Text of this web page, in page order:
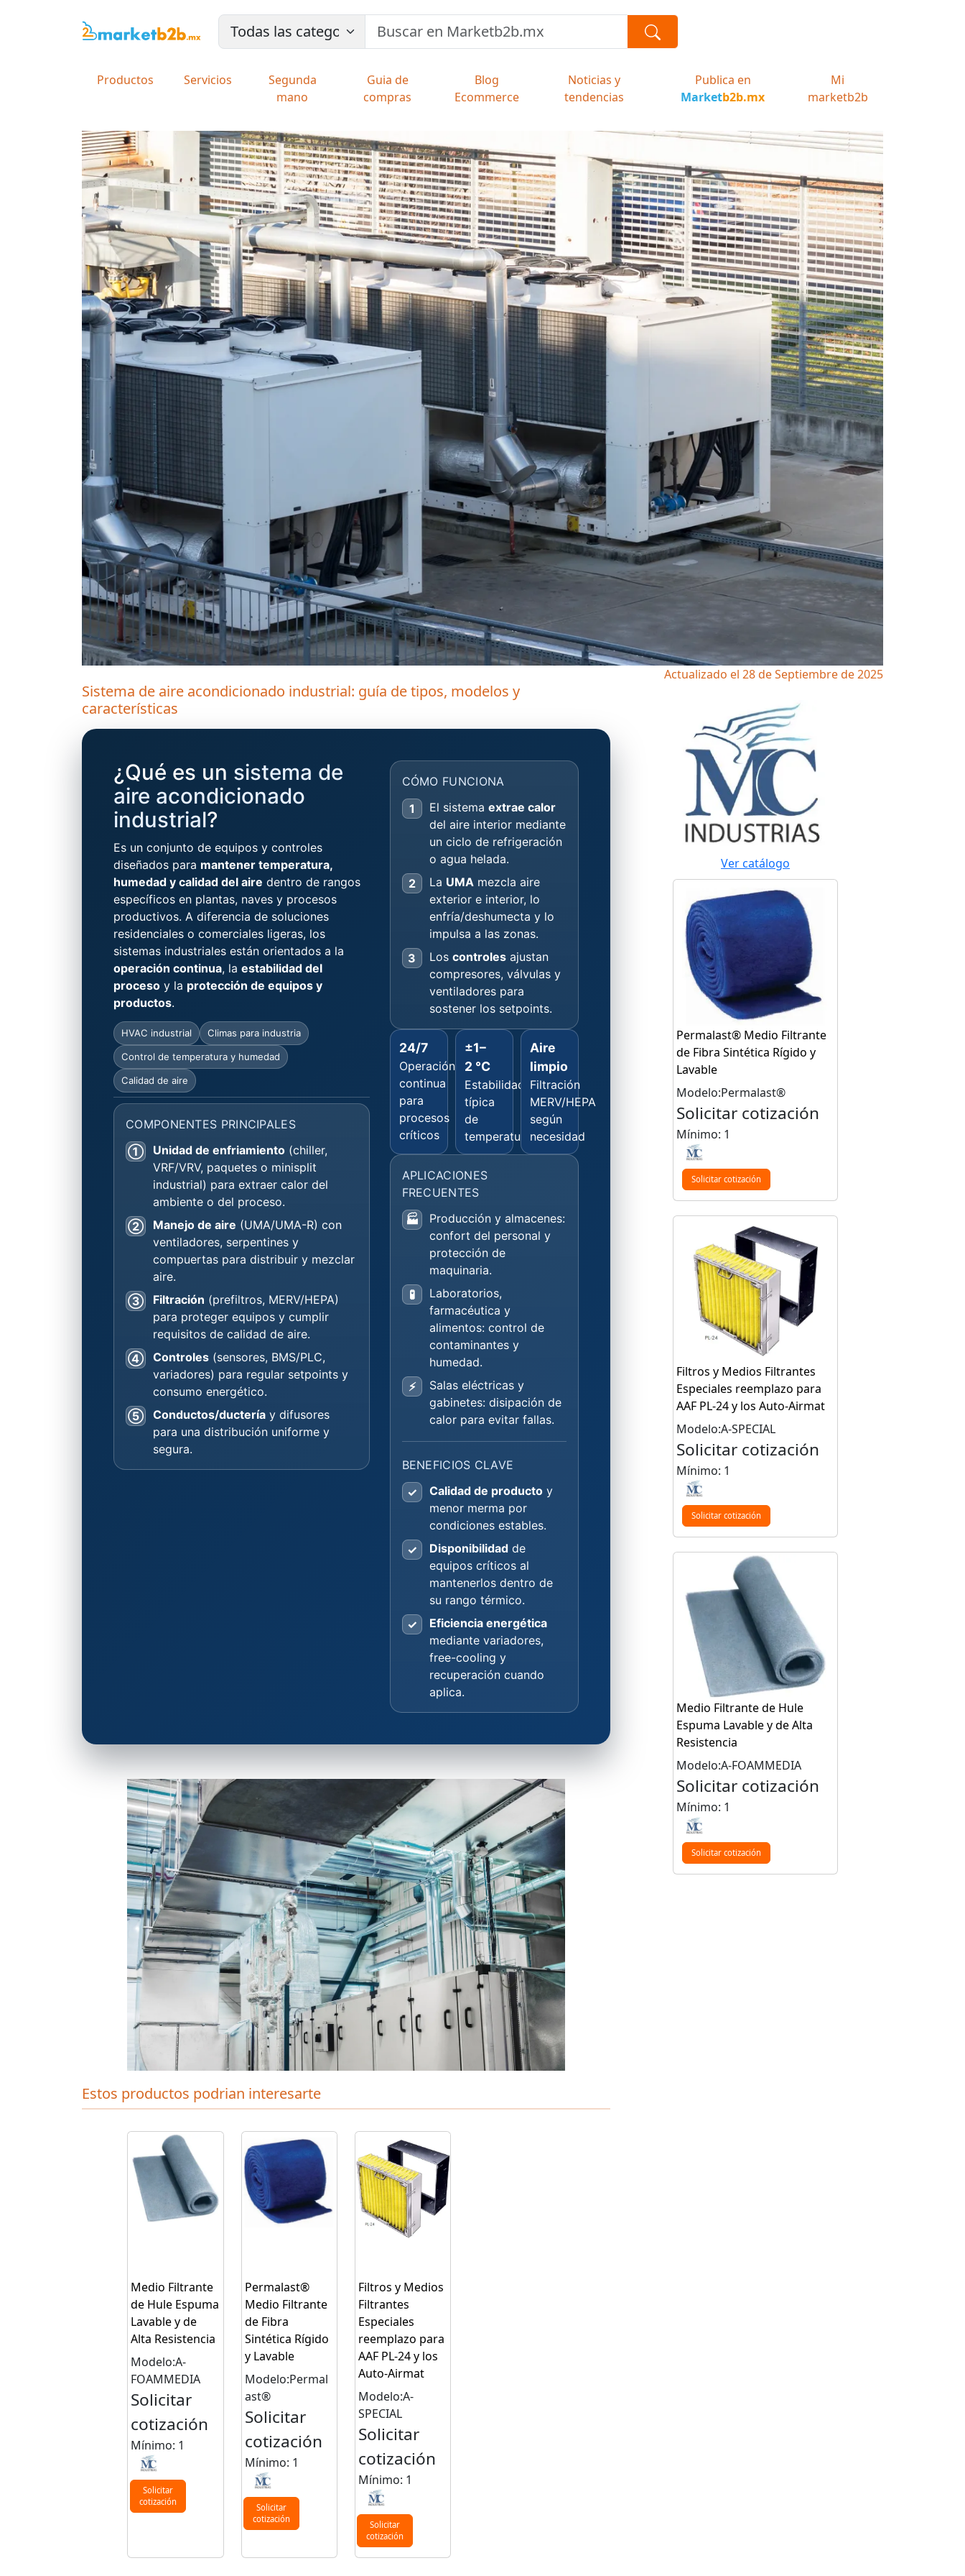
Productos Servicios
Segunda
mano
Guia de
compras
Blog
Ecommerce
Noticias y
tendencias
Publica en
Marketb2b.mx
Mi
marketb2b
Actualizado el 28 de Septiembre de 2025
Sistema de aire acondicionado industrial: guía de tipos, modelos y
características
¿Qué es un sistema de
aire acondicionado
industrial?
Es un conjunto de equipos y controles
diseñados para mantener temperatura,
humedad y calidad del aire dentro de rangos
específicos en plantas, naves y procesos
productivos. A diferencia de soluciones
residenciales o comerciales ligeras, los
sistemas industriales están orientados a la
operación continua, la estabilidad del
proceso y la protección de equipos y
productos.
HVAC industrial Climas para industria
Control de temperatura y humedad
Calidad de aire
COMPONENTES PRINCIPALES
①
Unidad de enfriamiento (chiller,
VRF/VRV, paquetes o minisplit
industrial) para extraer calor del
ambiente o del proceso.
②
Manejo de aire (UMA/UMA-R) con
ventiladores, serpentines y
compuertas para distribuir y mezclar
aire.
③
Filtración (prefiltros, MERV/HEPA)
para proteger equipos y cumplir
requisitos de calidad de aire.
④
Controles (sensores, BMS/PLC,
variadores) para regular setpoints y
consumo energético.
⑤
Conductos/ductería y difusores
para una distribución uniforme y
segura.
CÓMO FUNCIONA
1
El sistema extrae calor
del aire interior mediante
un ciclo de refrigeración
o agua helada.
2
La UMAmezcla aire
exterior e interior, lo
enfría/deshumecta y lo
impulsa a las zonas.
3
Los controlesajustan
compresores, válvulas y
ventiladores para
sostener los setpoints.
24/7
Operación
continua
para
procesos
críticos
±1–
2 °C
Estabilidad
típica
de
temperatura*
Aire
limpio
Filtración
MERV/HEPA
según
necesidad
APLICACIONES
FRECUENTES
🏭
Producción y almacenes:
confort del personal y
protección de
maquinaria.
🧪
Laboratorios,
farmacéutica y
alimentos: control de
contaminantes y
humedad.
⚡
Salas eléctricas y
gabinetes: disipación de
calor para evitar fallas.
BENEFICIOS CLAVE
✓
Calidad de productoy
menor merma por
condiciones estables.
✓
Disponibilidadde
equipos críticos al
mantenerlos dentro de
su rango térmico.
✓
Eficiencia energética
mediante variadores,
free-cooling y
recuperación cuando
aplica.
Estos productos podrian interesarte
Medio Filtrante
de Hule Espuma
Lavable y de
Alta Resistencia
Modelo:A-
FOAMMEDIA
Solicitar
cotización
Mínimo: 1
Solicitar
cotización
Permalast®
Medio Filtrante
de Fibra
Sintética Rígido
y Lavable
Modelo:Permal
ast®
Solicitar
cotización
Mínimo: 1
Solicitar
cotización
Filtros y Medios
Filtrantes
Especiales
reemplazo para
AAF PL-24 y los
Auto-Airmat
Modelo:A-
SPECIAL
Solicitar
cotización
Mínimo: 1
Solicitar
cotización
Ver catálogo
Permalast® Medio Filtrante
de Fibra Sintética Rígido y
Lavable
Modelo:Permalast®
Solicitar cotización
Mínimo: 1
Solicitar cotización
Filtros y Medios Filtrantes
Especiales reemplazo para
AAF PL-24 y los Auto-Airmat
Modelo:A-SPECIAL
Solicitar cotización
Mínimo: 1
Solicitar cotización
Medio Filtrante de Hule
Espuma Lavable y de Alta
Resistencia
Modelo:A-FOAMMEDIA
Solicitar cotización
Mínimo: 1
Solicitar cotización